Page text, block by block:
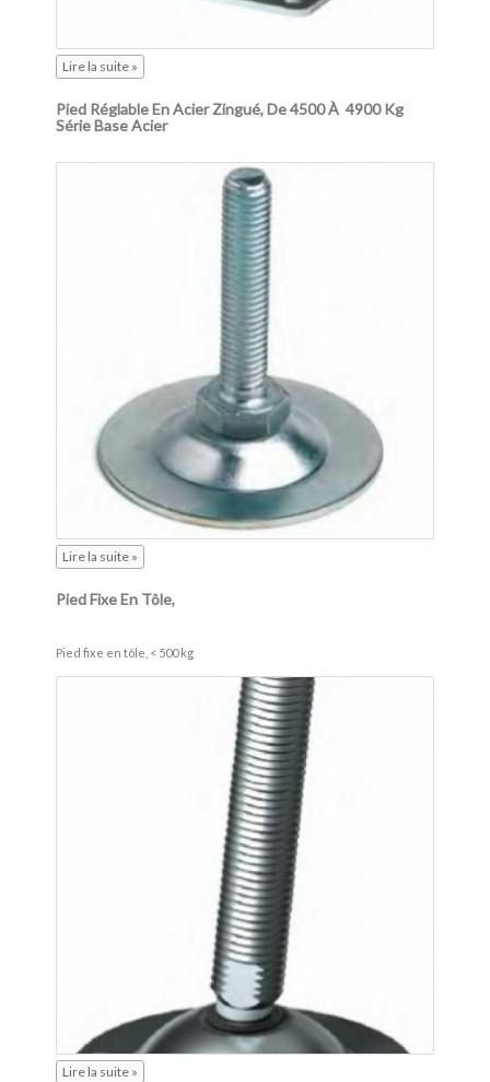
Lire la suite »
Pied Réglable En Acier Zingué, De 4500 À 4900 Kg
Série Base Acier
Lire la suite »
Pied Fixe En Tôle,
Pied fixe en tôle, < 500 kg
Lire la suite »